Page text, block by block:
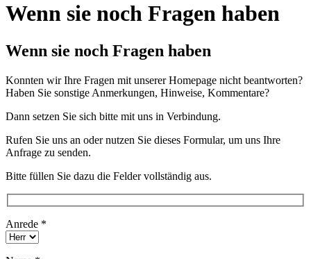
Wenn sie noch Fragen haben
Wenn sie noch Fragen haben
Konnten wir Ihre Fragen mit unserer Homepage nicht beantworten?
Haben Sie sonstige Anmerkungen, Hinweise, Kommentare?
Dann setzen Sie sich bitte mit uns in Verbindung.
Rufen Sie uns an oder nutzen Sie dieses Formular, um uns Ihre
Anfrage zu senden.
Bitte füllen Sie dazu die Felder vollständig aus.
Anrede *